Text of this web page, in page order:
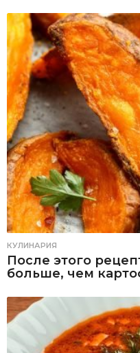
КУЛИНАРИЯ
После этого
больше, чем